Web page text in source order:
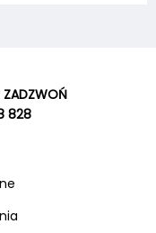
ZADZWOŃ
828